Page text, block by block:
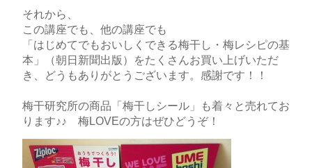
それから、
この講座でも、他の講座でも
「はじめてでもおいしくできる梅干し・梅レシピの基
本」（朝日新聞出版）をたくさんお買い上げいただ
き、どうもありがとうございます。感謝です！！
梅干研究所の商品「梅干しシール」も着々と売れてお
ります♪♪ 梅LOVEの方はぜひどうぞ！